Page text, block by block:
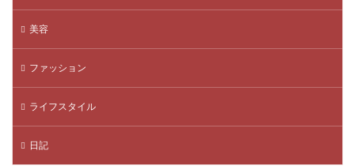
美容
ファッション
ライフスタイル
日記